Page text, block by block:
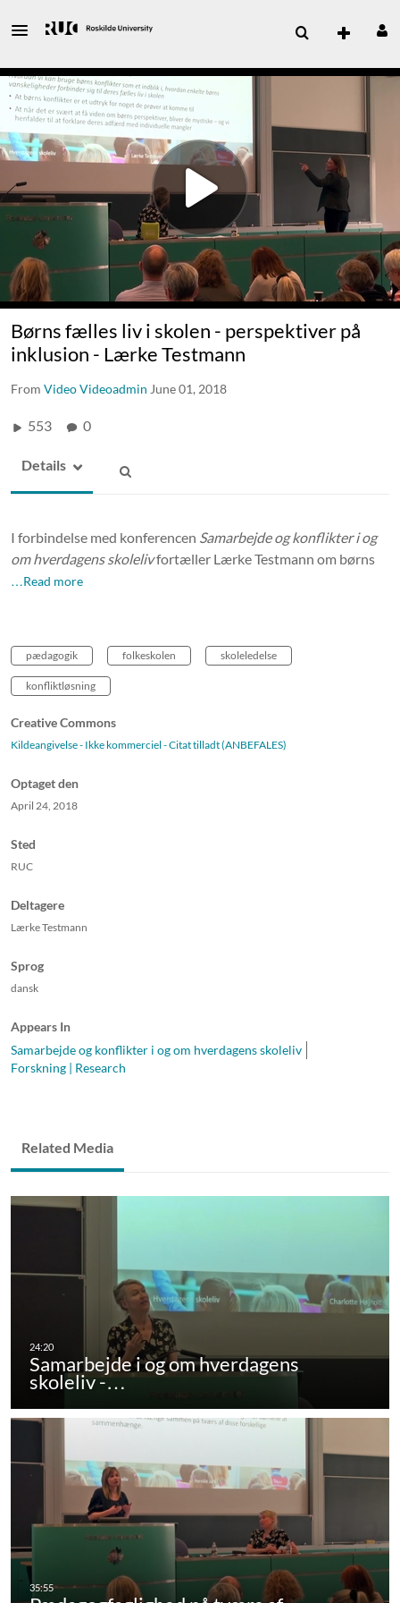
Børns fælles liv i skolen - perspektiver på
inklusion - Lærke Testmann
From Video Videoadmin June 01, 2018
553 0
Details
I forbindelse med konferencen Samarbejde og konflikter i og
om hverdagens skolelivfortæller Lærke Testmann om børns
…Read more
pædagogik folkeskolen skoleledelse
konfliktløsning
Creative Commons
Kildeangivelse - Ikke kommerciel - Citat tilladt (ANBEFALES)
Optaget den
April 24, 2018
Sted
RUC
Deltagere
Lærke Testmann
Sprog
dansk
Appears In
Samarbejde og konflikter i og om hverdagens skoleliv
Forskning | Research
Related Media
Samarbejde i og om hverdagens
skoleliv -…